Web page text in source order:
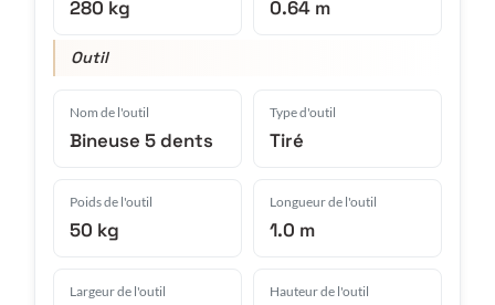
280 kg 0.64 m
Outil
Nom de l'outil
Bineuse 5 dents
Type d'outil
Tiré
Poids de l'outil
50 kg
Longueur de l'outil
1.0 m
Largeur de l'outil Hauteur de l'outil